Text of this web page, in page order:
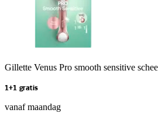
Gillette Venus Pro smooth sensitive
1+1 gratis
vanaf maandag